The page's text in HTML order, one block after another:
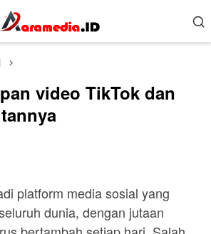
video TikTok dan
platform media sosial yang
dunia, dengan jutaan